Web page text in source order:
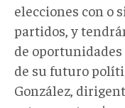
elecciones con o
partidos, y
de
de su futuro
González,